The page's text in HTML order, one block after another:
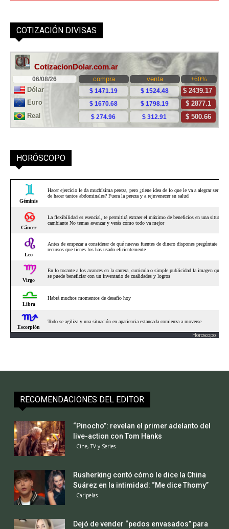
COTIZACIÓN DIVISAS
HORÓSCOPO
Horoscopo
RECOMENDACIONES DEL EDITOR
“Pinocho”: revelan el primer adelanto del
live-action con Tom Hanks
Cine, TV y Series
Rusherking contó cómo le dice la China
Suárez en la intimidad: “Me dice Thomy”
Caripelas
Dejó de vender “pedos envasados” para